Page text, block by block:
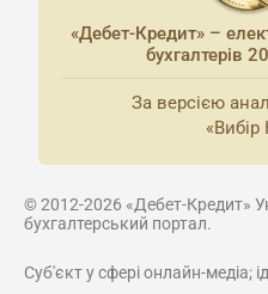
«Дебет-Кредит» –
бухгалтерів
За версією
«Вибір
© 2012-2026 «Дебет-Кредит»
бухгалтерський портал.
Суб'єкт у сфері онлайн-медіа;